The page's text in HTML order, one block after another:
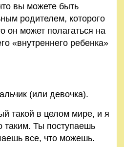
вы можете быть
родителем, которого
он может полагаться на
«внутреннего ребенка»
(или девочка).
такой в целом мире, и я
Ты поступаешь
все, что можешь.